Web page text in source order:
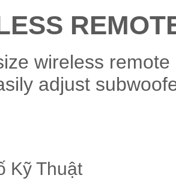
wireless
adjust
Kỹ Thuật